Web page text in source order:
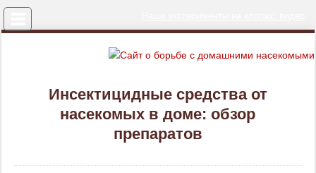
Инсектицидные средства от
насекомых в доме: обзор
препаратов